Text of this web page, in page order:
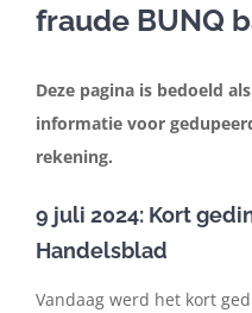
In de media
Artikelen
Nederlands
fraude BUNQ
Deze pagina is bedoeld
informatie voor
rekening.
9 juli 2024: Kort
Handelsblad
Vandaag werd het kort